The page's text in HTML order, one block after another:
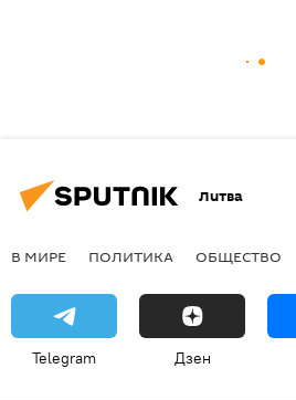
Литва
В МИРЕ ПОЛИТИКА ОБЩЕСТВО
Telegram Дзен